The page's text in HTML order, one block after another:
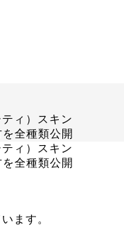
ィ）スキン
全種類公開
ィ）スキン
全種類公開
ます。